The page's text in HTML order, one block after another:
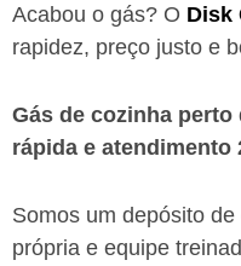
Acabou o gás? O Disk
rapidez, preço justo e
Gás de cozinha
rápida e atendimento
Somos um depósito
própria e equipe